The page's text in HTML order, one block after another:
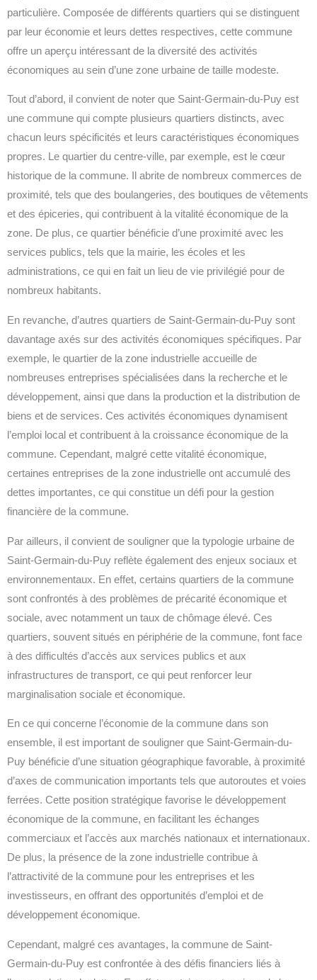
particulière. Composée de différents quartiers qui se distinguent
par leur économie et leurs dettes respectives, cette commune
offre un aperçu intéressant de la diversité des activités
économiques au sein d’une zone urbaine de taille modeste.
Tout d’abord, il convient de noter que Saint-Germain-du-Puy est
une commune qui compte plusieurs quartiers distincts, avec
chacun leurs spécificités et leurs caractéristiques économiques
propres. Le quartier du centre-ville, par exemple, est le cœur
historique de la commune. Il abrite de nombreux commerces de
proximité, tels que des boulangeries, des boutiques de vêtements
et des épiceries, qui contribuent à la vitalité économique de la
zone. De plus, ce quartier bénéficie d’une proximité avec les
services publics, tels que la mairie, les écoles et les
administrations, ce qui en fait un lieu de vie privilégié pour de
nombreux habitants.
En revanche, d’autres quartiers de Saint-Germain-du-Puy sont
davantage axés sur des activités économiques spécifiques. Par
exemple, le quartier de la zone industrielle accueille de
nombreuses entreprises spécialisées dans la recherche et le
développement, ainsi que dans la production et la distribution de
biens et de services. Ces activités économiques dynamisent
l’emploi local et contribuent à la croissance économique de la
commune. Cependant, malgré cette vitalité économique,
certaines entreprises de la zone industrielle ont accumulé des
dettes importantes, ce qui constitue un défi pour la gestion
financière de la commune.
Par ailleurs, il convient de souligner que la typologie urbaine de
Saint-Germain-du-Puy reflète également des enjeux sociaux et
environnementaux. En effet, certains quartiers de la commune
sont confrontés à des problèmes de précarité économique et
sociale, avec notamment un taux de chômage élevé. Ces
quartiers, souvent situés en périphérie de la commune, font face
à des difficultés d’accès aux services publics et aux
infrastructures de transport, ce qui peut renforcer leur
marginalisation sociale et économique.
En ce qui concerne l’économie de la commune dans son
ensemble, il est important de souligner que Saint-Germain-du-
Puy bénéficie d’une situation géographique favorable, à proximité
d’axes de communication importants tels que autoroutes et voies
ferrées. Cette position stratégique favorise le développement
économique de la commune, en facilitant les échanges
commerciaux et l’accès aux marchés nationaux et internationaux.
De plus, la présence de la zone industrielle contribue à
l’attractivité de la commune pour les entreprises et les
investisseurs, en offrant des opportunités d’emploi et de
développement économique.
Cependant, malgré ces avantages, la commune de Saint-
Germain-du-Puy est confrontée à des défis financiers liés à